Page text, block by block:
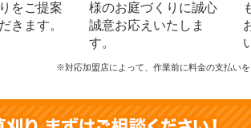
をご提案
きます。
様のお庭づくりに誠心
誠意お応えいたしま
す。
※対応加盟店によって、作業前に料金の支払いを